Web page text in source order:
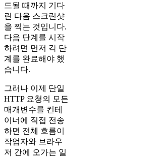
드될 때까지 기다
린 다음 스크린샷
을 찍는 것입니다.
다음 단계를 시작
하려면 먼저 각 단
계를 완료해야 했
습니다.
그러나 이제 단일
HTTP 요청의 모든
매개변수를 컨테
이너에 직접 전송
하면 전체 흐름이
작업자와 브라우
저 간에 오가는 일